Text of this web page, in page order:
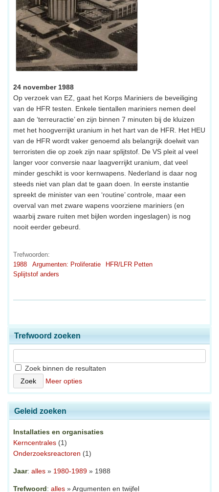
24 november 1988
Op verzoek van EZ, gaat het Korps Mariniers de beveiliging
van de HFR testen. Enkele tientallen mariniers nemen deel
aan de ‘terreuractie’ en zijn binnen 7 minuten bij de kluizen
met het hoogverrijkt uranium in het hart van de HFR. Het HEU
van de HFR wordt vaker genoemd als belangrijk doelwit van
terroristen die op zoek zijn naar splijtstof. De VS pleit al veel
langer voor conversie naar laagverrijkt uranium, dat veel
minder geschikt is voor kernwapens. Nederland is daar nog
steeds niet van plan dat te gaan doen. In eerste instantie
spreekt de minister van een ‘routine’ controle, maar een
overval van met zware wapens voorziene mariniers (en
waarbij zware ruiten met bijlen worden ingeslagen) is nog
nooit eerder gebeurd.
Trefwoorden:
1988
Argumenten: Proliferatie
HFR/LFR Petten
Splijtstof anders
Trefwoord zoeken
Zoek binnen de resultaten
Meer opties
Geleid zoeken
Installaties en organisaties
Kerncentrales (1)
Onderzoeksreactoren (1)
Jaar: alles » 1980-1989 » 1988
Trefwoord: alles » Argumenten en twijfel